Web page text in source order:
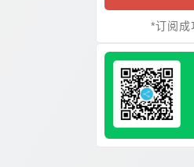
*订阅成